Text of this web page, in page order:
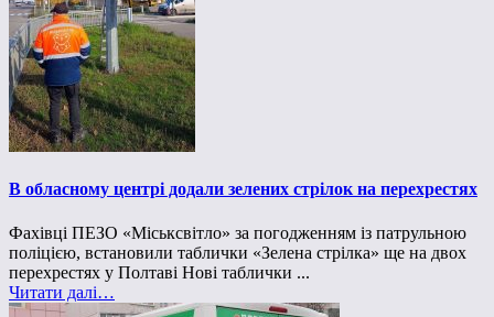
В обласному центрі додали зелених стрілок на перехрестях
Фахівці ПЕЗО «Міськсвітло» за погодженням із патрульною
поліцією, встановили таблички «Зелена стрілка» ще на двох
перехрестях у Полтаві Нові таблички ...
Читати далі…